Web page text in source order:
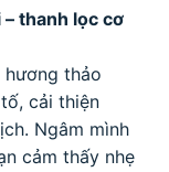
thanh lọc cơ
hương thảo
cải thiện
Ngâm mình
cảm thấy nhẹ